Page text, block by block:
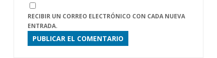
RECIBIR UN CORREO ELECTRÓNICO CON CADA NUEVA
ENTRADA.